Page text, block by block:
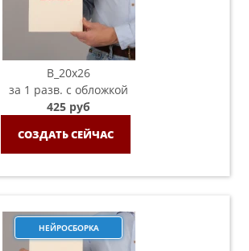
B_20х26
за 1 разв. с обложкой
425 руб
СОЗДАТЬ СЕЙЧАС
НЕЙРОСБОРКА